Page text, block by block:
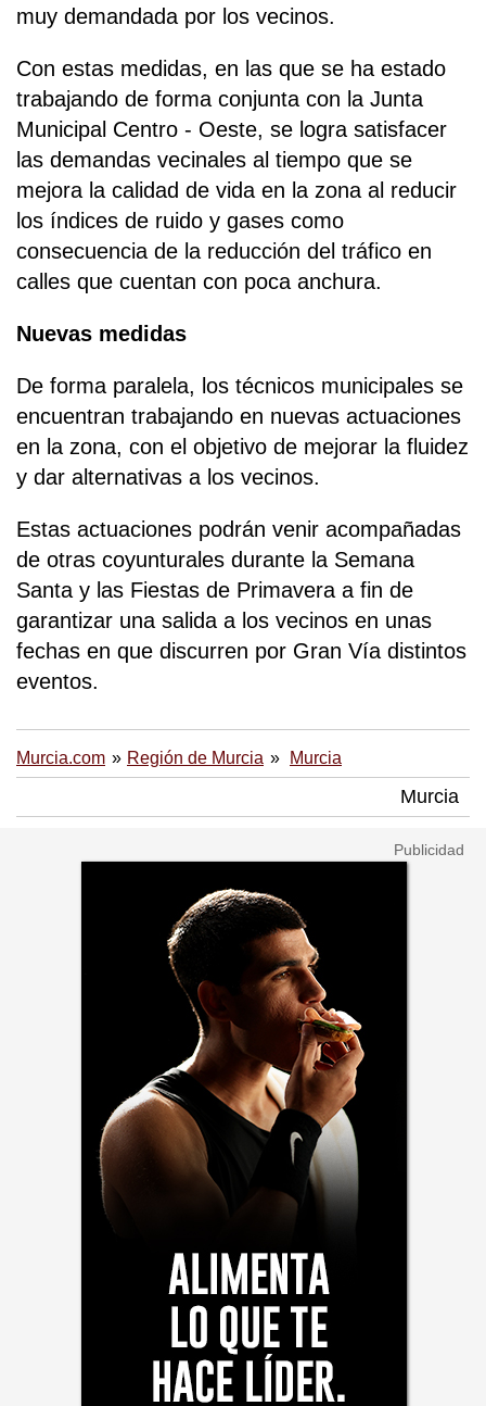
muy demandada por los vecinos.
Con estas medidas, en las que se ha estado
trabajando de forma conjunta con la Junta
Municipal Centro - Oeste, se logra satisfacer
las demandas vecinales al tiempo que se
mejora la calidad de vida en la zona al reducir
los índices de ruido y gases como
consecuencia de la reducción del tráfico en
calles que cuentan con poca anchura.
Nuevas medidas
De forma paralela, los técnicos municipales se
encuentran trabajando en nuevas actuaciones
en la zona, con el objetivo de mejorar la fluidez
y dar alternativas a los vecinos.
Estas actuaciones podrán venir acompañadas
de otras coyunturales durante la Semana
Santa y las Fiestas de Primavera a fin de
garantizar una salida a los vecinos en unas
fechas en que discurren por Gran Vía distintos
eventos.
Murcia.com Región de Murcia Murcia
Murcia